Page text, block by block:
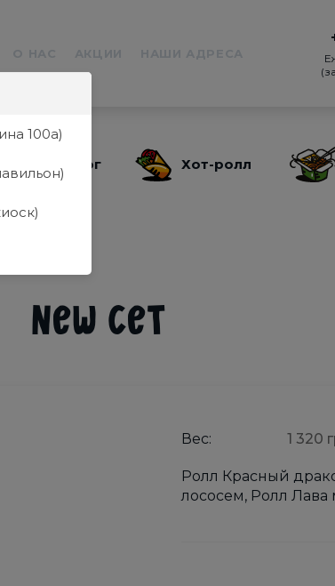
100а)
О НАС НАШИ АДРЕСА
Хот-дог Хот-ролл
New Сет
Вес: 1 320
Ролл Красный
лососем, Ролл Лава